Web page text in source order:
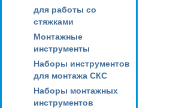
для работы со
стяжками
Монтажные
инструменты
Наборы инструментов
для монтажа СКС
Наборы монтажных
инструментов